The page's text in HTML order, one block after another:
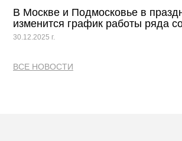
В Москве и Подмосковье в
изменится график работы ряда
30.12.2025 г.
ВСЕ НОВОСТИ